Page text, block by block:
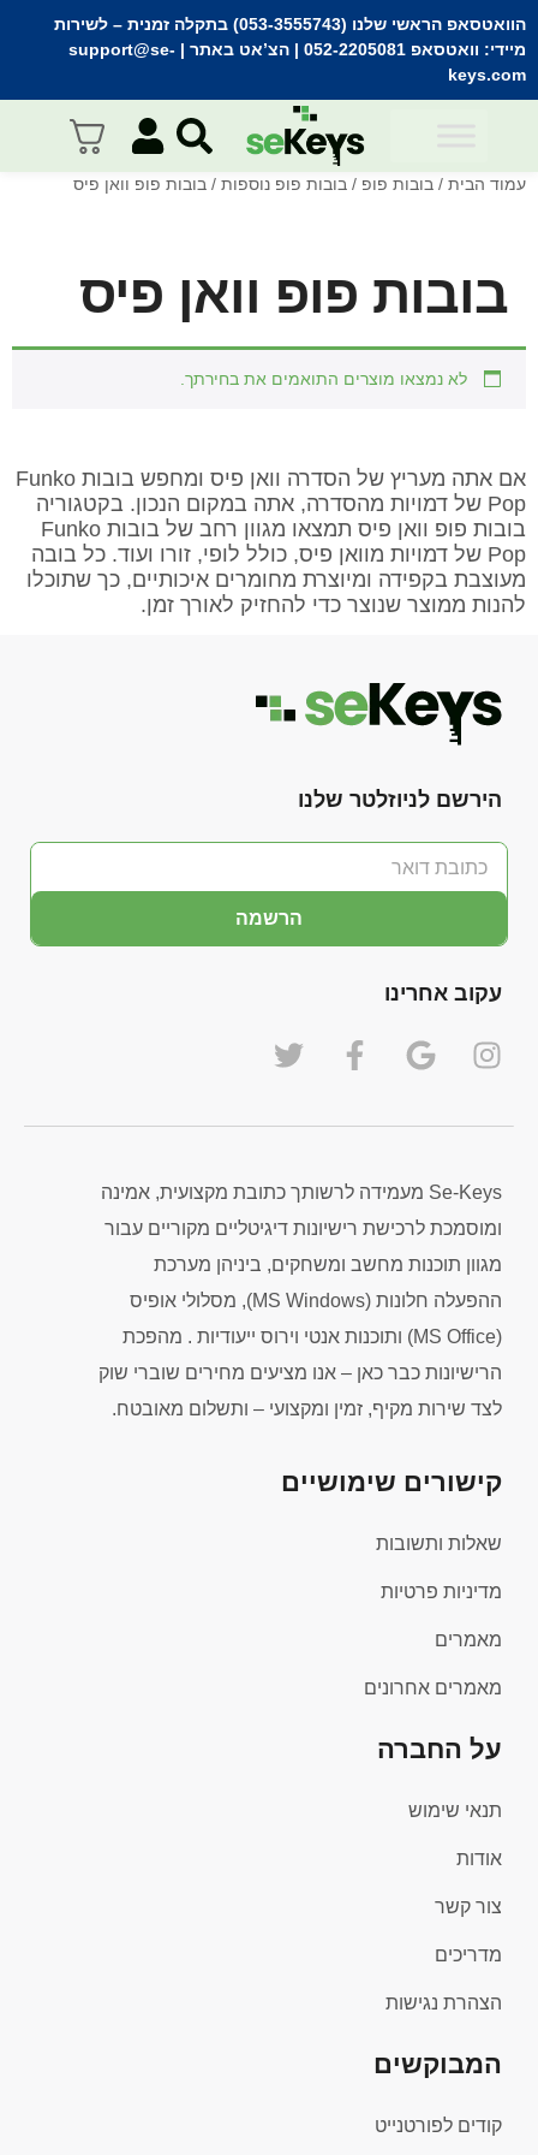
הוואטסאפ הראשי שלנו (053-3555743) בתקלה זמנית
– לשירות
מיידי: וואטסאפ 052-2205081 | הצ’אט באתר | support@se-
keys.com
עמוד הבית / בובות פופ / בובות פופ נוספות / בובות פופ וואן פיס
בובות פופ וואן פיס
לא נמצאו מוצרים התואמים את בחירתך.
אם אתה מעריץ של הסדרה וואן פיס ומחפש בובות Funko
Pop של דמויות מהסדרה, אתה במקום הנכון. בקטגוריה
בובות פופ וואן פיס תמצאו מגוון רחב של בובות Funko
Pop של דמויות מוואן פיס, כולל לופי, זורו ועוד. כל בובה
מעוצבת בקפידה ומיוצרת מחומרים איכותיים, כך שתוכלו
להנות ממוצר שנוצר כדי להחזיק לאורך זמן.
הירשם לניוזלטר שלנו
הרשמה
עקוב אחרינו
Se-Keys מעמידה לרשותך כתובת מקצועית, אמינה
ומוסמכת לרכישת רישיונות דיגיטליים מקוריים עבור
מגוון תוכנות מחשב ומשחקים, ביניהן מערכת
ההפעלה חלונות (MS Windows), מסלולי אופיס
(MS Office) ותוכנות אנטי וירוס ייעודיות . מהפכת
הרישיונות כבר כאן – אנו מציעים מחירים שוברי שוק
לצד שירות מקיף, זמין ומקצועי – ותשלום מאובטח.
קישורים שימושיים
שאלות ותשובות
מדיניות פרטיות
מאמרים
מאמרים אחרונים
על החברה
תנאי שימוש
אודות
צור קשר
מדריכים
הצהרת נגישות
המבוקשים
קודים לפורטנייט